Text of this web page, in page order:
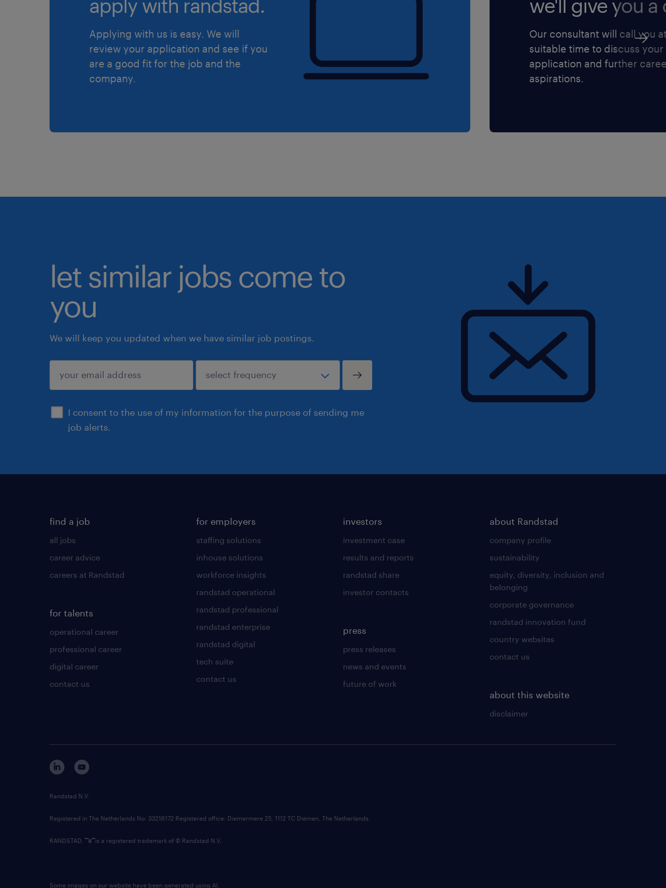
apply with randstad.
Applying with us is easy. We will
review your application and see if you
are a good fit for the job and the
company.
we'll give you a
Our consultant will call you
suitable time to discuss your
application and further
aspirations.
let similar jobs come to
you
We will keep you updated when we have similar job postings.
I consent to the use of my information for the purpose of sending me
job alerts.
submit
find a job
all jobs
career advice
careers at Randstad
for talents
operational career
professional career
digital career
contact us
for employers
staffing solutions
inhouse solutions
workforce insights
randstad operational
randstad professional
randstad enterprise
randstad digital
tech suite
contact us
investors
investment case
results and reports
randstad share
investor contacts
press
press releases
news and events
future of work
about Randstad
company profile
sustainability
equity, diversity, inclusion and
belonging
corporate governance
randstad innovation fund
country websites
contact us
about this website
disclaimer
Randstad N.V.
Registered in The Netherlands No: 33216172 Registered office: Diemermere 25, 1112 TC Diemen, The Netherlands.
RANDSTAD, is a registered trademark of © Randstad N.V.
Some images on our website have been generated using AI.